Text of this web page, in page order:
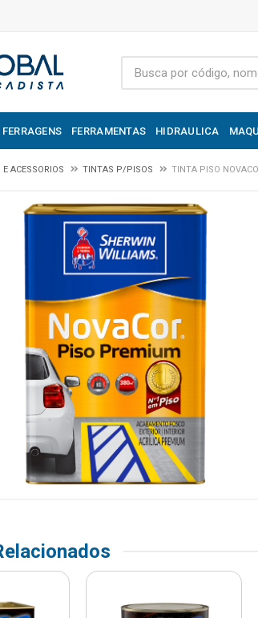
FERRAGENS FERRAMENTAS HIDRAULICA
ACESSORIOS TINTAS P/PISOS TINTA PISO